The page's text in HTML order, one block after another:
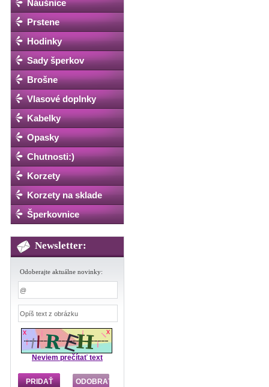
Náušnice
Prstene
Hodinky
Sady šperkov
Brošne
Vlasové doplnky
Kabelky
Opasky
Chutnosti:)
Korzety
Korzety na sklade
Šperkovnice
Newsletter:
Odoberajte aktuálne novinky:
Neviem prečítať text